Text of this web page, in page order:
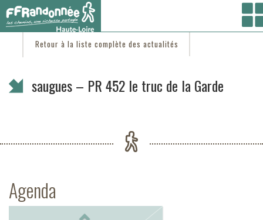
Vous êtes ici :Accueil/C'est d'actu
Retour à la liste complète des actualités
saugues – PR 452 le truc de la Garde
Agenda